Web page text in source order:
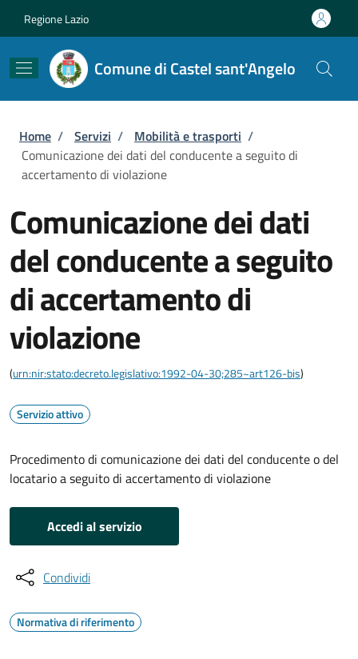
Regione Lazio
Comune di Castel sant'Angelo
Briciole di pane
Home / Servizi / Mobilità e trasporti /
Comunicazione dei dati del conducente a seguito di
accertamento di violazione
Comunicazione dei dati
del conducente a seguito
di accertamento di
violazione
(urn:nir:stato:decreto.legislativo:1992-04-30;285~art126-bis)
Servizio attivo
Procedimento di comunicazione dei dati del conducente o del
locatario a seguito di accertamento di violazione
Accedi al servizio
Condividi
Normativa di riferimento